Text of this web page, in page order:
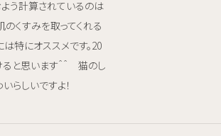
う計算されているのは
くすみを取ってくれる
特にオススメです。20
と思います＾＾ 猫のし
らしいですよ！